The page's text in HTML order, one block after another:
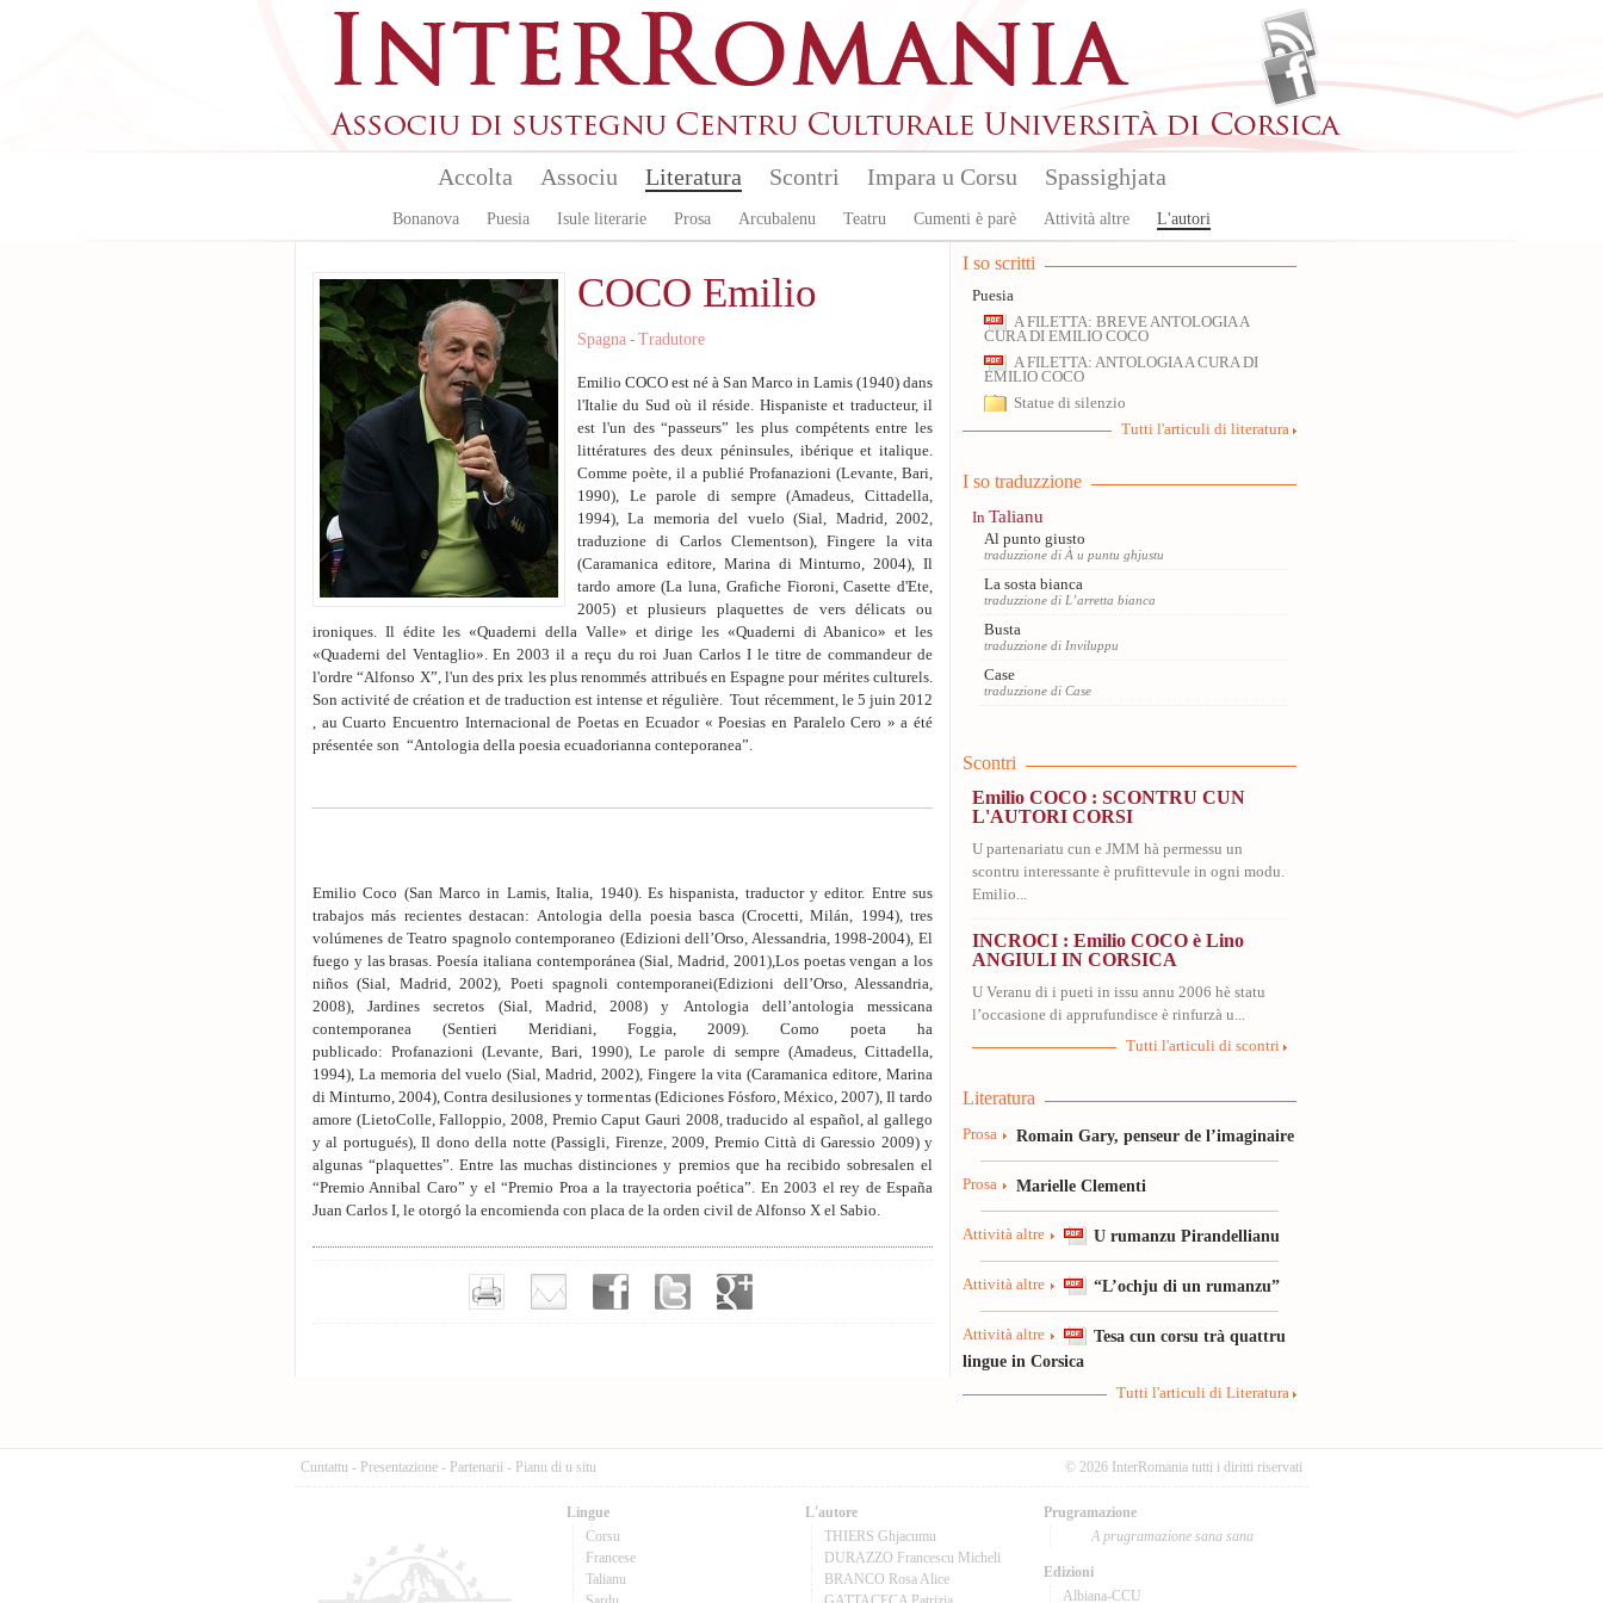
Accolta Associu Literatura
Bonanova Puesia Isule literarie Prosa Arcubalenu Teatru Cumenti è parè Attività altre L'autori
Scontri Impara u Corsu Spassighjata
COCO Emilio
Spagna - Tradutore
Emilio COCO est né à San Marco in Lamis (1940) dans
l'Italie du Sud où il réside. Hispaniste et traducteur, il
est l'un des “passeurs” les plus compétents entre les
littératures des deux péninsules, ibérique et italique.
Comme poète, il a publié Profanazioni (Levante, Bari,
1990), Le parole di sempre (Amadeus, Cittadella,
1994), La memoria del vuelo (Sial, Madrid, 2002,
traduzione di Carlos Clementson), Fingere la vita
(Caramanica editore, Marina di Minturno, 2004), Il
tardo amore (La luna, Grafiche Fioroni, Casette d'Ete,
2005) et plusieurs plaquettes de vers délicats ou
ironiques. Il édite les «Quaderni della Valle» et dirige les «Quaderni di Abanico» et les
«Quaderni del Ventaglio». En 2003 il a reçu du roi Juan Carlos I le titre de commandeur de
l'ordre “Alfonso X”, l'un des prix les plus renommés attribués en Espagne pour mérites culturels.
Son activité de création et de traduction est intense et régulière. Tout récemment, le 5 juin 2012
, au Cuarto Encuentro Internacional de Poetas en Ecuador « Poesias en Paralelo Cero » a été
présentée son “Antologia della poesia ecuadorianna conteporanea”.
Emilio Coco (San Marco in Lamis, Italia, 1940). Es hispanista, traductor y editor. Entre sus
trabajos más recientes destacan: Antologia della poesia basca (Crocetti, Milán, 1994), tres
volúmenes de Teatro spagnolo contemporaneo (Edizioni dell’Orso, Alessandria, 1998-2004), El
fuego y las brasas. Poesía italiana contemporánea (Sial, Madrid, 2001),Los poetas vengan a los
niños (Sial, Madrid, 2002), Poeti spagnoli contemporanei(Edizioni dell’Orso, Alessandria,
2008), Jardines secretos (Sial, Madrid, 2008) y Antologia dell’antologia messicana
contemporanea (Sentieri Meridiani, Foggia, 2009). Como poeta ha
publicado: Profanazioni (Levante, Bari, 1990), Le parole di sempre (Amadeus, Cittadella,
1994), La memoria del vuelo (Sial, Madrid, 2002), Fingere la vita (Caramanica editore, Marina
di Minturno, 2004), Contra desilusiones y tormentas (Ediciones Fósforo, México, 2007), Il tardo
amore (LietoColle, Falloppio, 2008, Premio Caput Gauri 2008, traducido al español, al gallego
y al portugués), Il dono della notte (Passigli, Firenze, 2009, Premio Città di Garessio 2009) y
algunas “plaquettes”. Entre las muchas distinciones y premios que ha recibido sobresalen el
“Premio Annibal Caro” y el “Premio Proa a la trayectoria poética”. En 2003 el rey de España
Juan Carlos I, le otorgó la encomienda con placa de la orden civil de Alfonso X el Sabio.
I so scritti
Puesia
A FILETTA: BREVE ANTOLOGIA A
CURA DI EMILIO COCO
A FILETTA: ANTOLOGIA A CURA DI
EMILIO COCO
Statue di silenzio
Tutti l'articuli di literatura
I so traduzzione
In Talianu
Al punto giusto
traduzzione di À u puntu ghjustu
La sosta bianca
traduzzione di L’arretta bianca
Busta
traduzzione di Inviluppu
Case
traduzzione di Case
Scontri
Emilio COCO : SCONTRU CUN
L'AUTORI CORSI
U partenariatu cun e JMM hà permessu un
scontru interessante è prufittevule in ogni modu.
Emilio...
INCROCI : Emilio COCO è Lino
ANGIULI IN CORSICA
U Veranu di i pueti in issu annu 2006 hè statu
l’occasione di apprufundisce è rinfurzà u...
Tutti l'articuli di scontri
Literatura
Prosa Romain Gary, penseur de l’imaginaire
Prosa Marielle Clementi
Attività altre U rumanzu Pirandellianu
Attività altre “L’ochju di un rumanzu”
Attività altre
Tesa cun corsu trà quattru
lingue in Corsica
Tutti l'articuli di Literatura
Cuntattu - Presentazione - Partenarii - Pianu di u situ © 2026 InterRomania tutti i diritti riservati
Lingue
Corsu
Francese
Talianu
L'autore
THIERS Ghjacumu
DURAZZO Francescu Micheli
BRANCO Rosa Alice
Prugramazione
A prugramazione sana sana
Edizioni
Albiana-CCU